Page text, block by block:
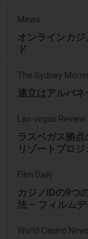
Mews
オンラインカ
ド
The Sydney
連立はアルバ
Las-vegas
ラスベガス拠
リゾートプロ
Film Daily
カジノIDの9つ
法 – フィルム
World Casino